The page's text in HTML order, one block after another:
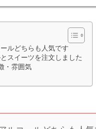
ルどちらも人気です
スイーツを注文しました
・雰囲気